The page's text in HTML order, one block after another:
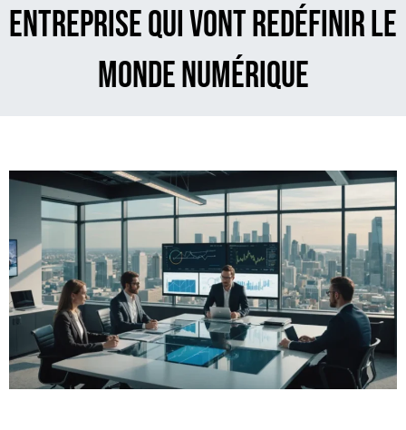
entreprise qui vont redéfinir le
monde numérique